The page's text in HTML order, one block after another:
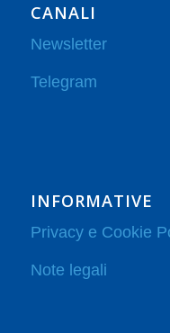
CANALI
Newsletter
Telegram
INFORMATIVE
Privacy e Cookie
Note legali